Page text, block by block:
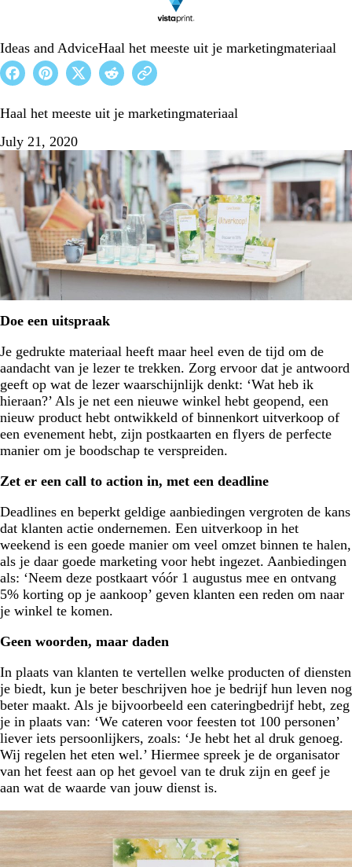
Ideas and AdviceHaal het meeste uit je marketingmateriaal
Haal het meeste uit je marketingmateriaal
July 21, 2020
Doe een uitspraak
Je gedrukte materiaal heeft maar heel even de tijd om de
aandacht van je lezer te trekken. Zorg ervoor dat je antwoord
geeft op wat de lezer waarschijnlijk denkt: ‘Wat heb ik
hieraan?’ Als je net een nieuwe winkel hebt geopend, een
nieuw product hebt ontwikkeld of binnenkort uitverkoop of
een evenement hebt, zijn postkaarten en flyers de perfecte
manier om je boodschap te verspreiden.
Zet er een call to action in, met een deadline
Deadlines en beperkt geldige aanbiedingen vergroten de kans
dat klanten actie ondernemen. Een uitverkoop in het
weekend is een goede manier om veel omzet binnen te halen,
als je daar goede marketing voor hebt ingezet. Aanbiedingen
als: ‘Neem deze postkaart vóór 1 augustus mee en ontvang
5% korting op je aankoop’ geven klanten een reden om naar
je winkel te komen.
Geen woorden, maar daden
In plaats van klanten te vertellen welke producten of diensten
je biedt, kun je beter beschrijven hoe je bedrijf hun leven nog
beter maakt. Als je bijvoorbeeld een cateringbedrijf hebt, zeg
je in plaats van: ‘We cateren voor feesten tot 100 personen’
liever iets persoonlijkers, zoals: ‘Je hebt het al druk genoeg.
Wij regelen het eten wel.’ Hiermee spreek je de organisator
van het feest aan op het gevoel van te druk zijn en geef je
aan wat de waarde van jouw dienst is.